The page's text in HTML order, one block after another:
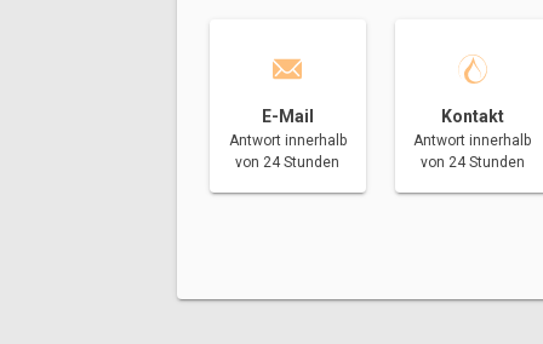
E-Mail
Antwort innerhalb
von 24 Stunden
Kontakt
Antwort innerhalb
von 24 Stunden